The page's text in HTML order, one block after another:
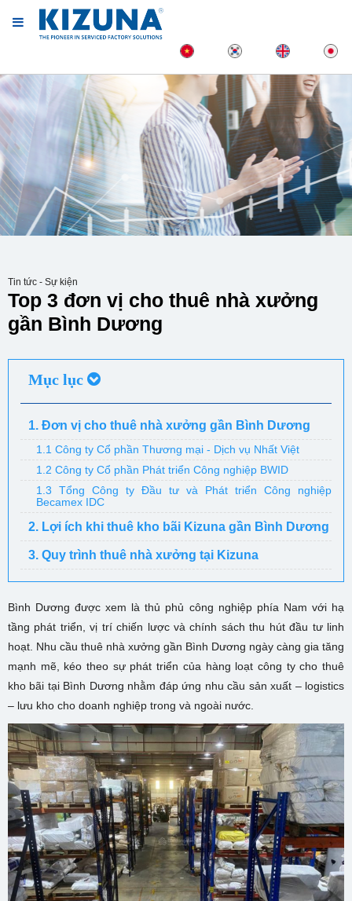
Tin tức - Sự kiện
Top 3 đơn vị cho thuê nhà xưởng
gần Bình Dương
Mục lục
1. Đơn vị cho thuê nhà xưởng gần Bình Dương
1.1 Công ty Cổ phần Thương mại - Dịch vụ Nhất Việt
1.2 Công ty Cổ phần Phát triển Công nghiệp BWID
1.3 Tổng Công ty Đầu tư và Phát triển Công nghiệp
Becamex IDC
2. Lợi ích khi thuê kho bãi Kizuna gần Bình Dương
3. Quy trình thuê nhà xưởng tại Kizuna
Bình Dương được xem là thủ phủ công nghiệp phía Nam với hạ
tầng phát triển, vị trí chiến lược và chính sách thu hút đầu tư linh
hoạt. Nhu cầu thuê nhà xưởng gần Bình Dương ngày càng gia tăng
mạnh mẽ, kéo theo sự phát triển của hàng loạt công ty cho thuê
kho bãi tại Bình Dương nhằm đáp ứng nhu cầu sản xuất – logistics
– lưu kho cho doanh nghiệp trong và ngoài nước.